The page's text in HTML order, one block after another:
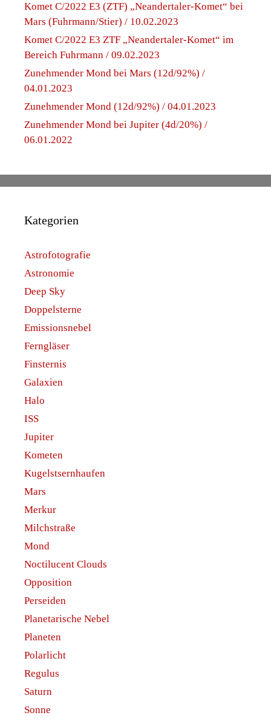
Komet C/2022 E3 (ZTF) „Neandertaler-Komet“ bei
Mars (Fuhrmann/Stier) / 10.02.2023
Komet C/2022 E3 ZTF „Neandertaler-Komet“ im
Bereich Fuhrmann / 09.02.2023
Zunehmender Mond bei Mars (12d/92%) /
04.01.2023
Zunehmender Mond (12d/92%) / 04.01.2023
Zunehmender Mond bei Jupiter (4d/20%) /
06.01.2022
Kategorien
Astrofotografie
Astronomie
Deep Sky
Doppelsterne
Emissionsnebel
Ferngläser
Finsternis
Galaxien
Halo
ISS
Jupiter
Kometen
Kugelstsernhaufen
Mars
Merkur
Milchstraße
Mond
Noctilucent Clouds
Opposition
Perseiden
Planetarische Nebel
Planeten
Polarlicht
Regulus
Saturn
Sonne